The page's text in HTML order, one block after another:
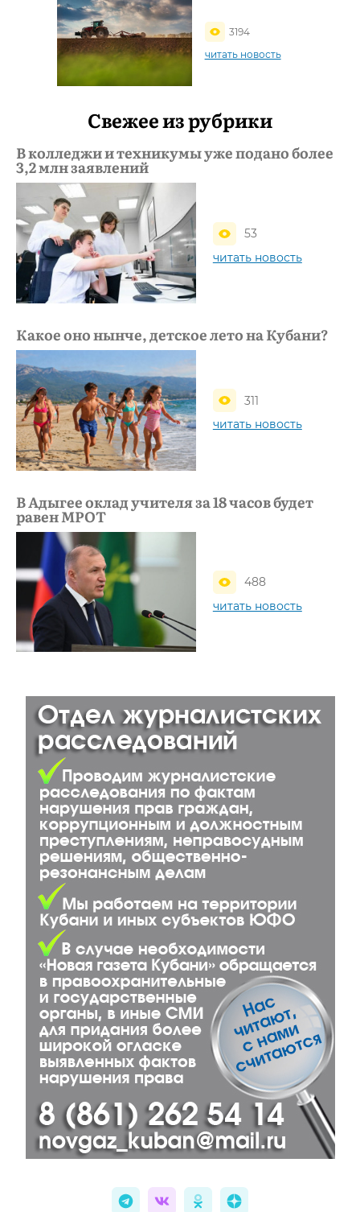
3194
читать новость
Свежее из рубрики
В колледжи и техникумы уже подано более
3,2 млн заявлений
53
читать новость
Какое оно нынче, детское лето на Кубани?
311
читать новость
В Адыгее оклад учителя за 18 часов будет
равен МРОТ
488
читать новость